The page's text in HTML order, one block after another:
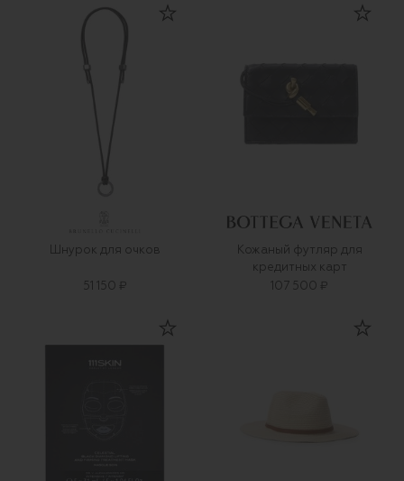
Шнурок для очков
51 150 ₽
Кожаный футляр для
кредитных карт
107 500 ₽